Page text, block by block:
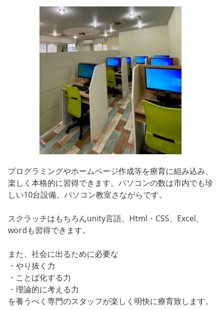
プログラミングやホームページ作成等を療育に組み込み、
楽しく本格的に習得できます。パソコンの数は市内でも珍
しい10台設備。パソコン教室さながらです。
スクラッチはもちろんunity言語、Html・CSS、Excel、
wordも習得できます。
また、社会に出るために必要な
・やり抜く力
・ことば化する力
・理論的に考える力
を養うべく専門のスタッフが楽しく明快に療育致します。